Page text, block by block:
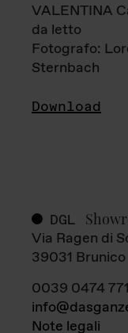
VALENTINA
da letto
Fotografo:
Sternbach
Download
DGL
Via Ragen di
39031 Brunico
0039 0474
Note legali